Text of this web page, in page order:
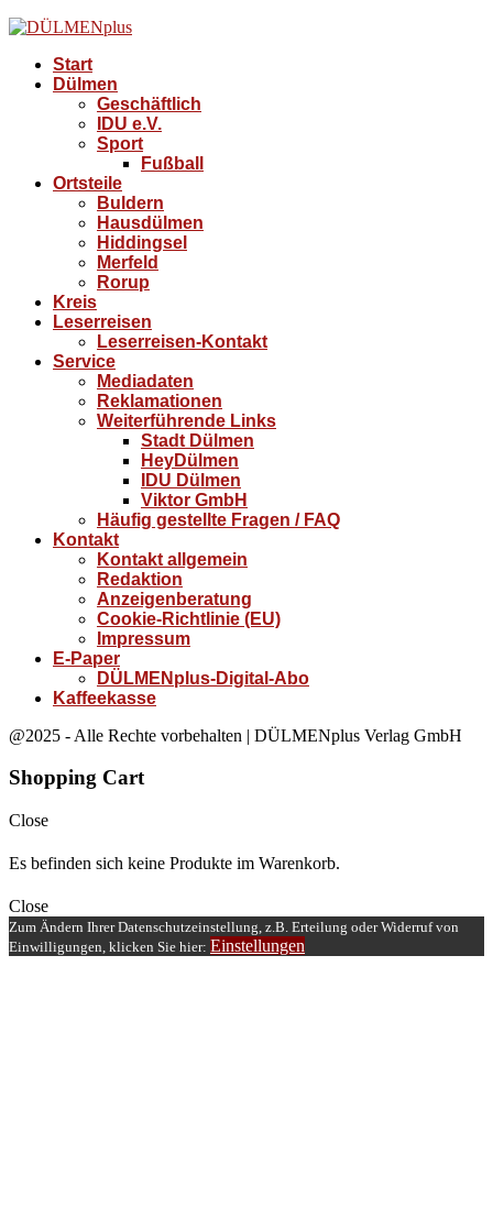
Start
Dülmen
Geschäftlich
IDU e.V.
Sport
Fußball
Ortsteile
Buldern
Hausdülmen
Hiddingsel
Merfeld
Rorup
Kreis
Leserreisen
Leserreisen-Kontakt
Service
Mediadaten
Reklamationen
Weiterführende Links
Stadt Dülmen
HeyDülmen
IDU Dülmen
Viktor GmbH
Häufig gestellte Fragen / FAQ
Kontakt
Kontakt allgemein
Redaktion
Anzeigenberatung
Cookie-Richtlinie (EU)
Impressum
E-Paper
DÜLMENplus-Digital-Abo
Kaffeekasse
@2025 - Alle Rechte vorbehalten | DÜLMENplus Verlag GmbH
Shopping Cart
Close
Es befinden sich keine Produkte im Warenkorb.
Close
Zum Ändern Ihrer Datenschutzeinstellung, z.B. Erteilung oder Widerruf von
Einwilligungen, klicken Sie hier: Einstellungen